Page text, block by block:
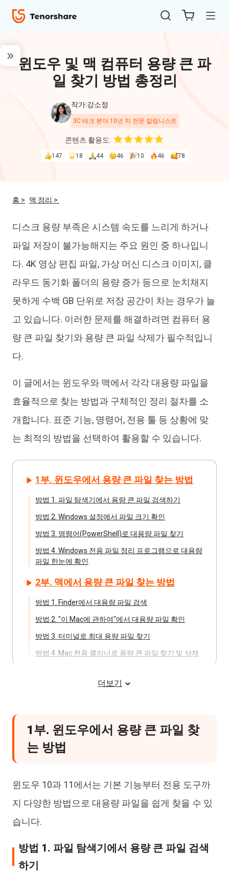
for iOS
iOS
iAnyGo
윈도우 및 맥 컴퓨터 용량 큰 파
일 찾기 방법 총정리
작가:강소정
3C 테크 분야 10년 차 전문 칼럼니스트
콘텐츠 활용도:
147 18 44 46 10 46 78
홈 > 맥 정리 >
디스크 용량 부족은 시스템 속도를 느리게 하거나
파일 저장이 불가능해지는 주요 원인 중 하나입니
다. 4K 영상 편집 파일, 가상 머신 디스크 이미지, 클
라우드 동기화 폴더의 용량 증가 등으로 눈치채지
못하게 수백 GB 단위로 저장 공간이 차는 경우가 늘
고 있습니다. 이러한 문제를 해결하려면 컴퓨터 용
량 큰 파일 찾기와 용량 큰 파일 삭제가 필수적입니
다.
이 글에서는 윈도우와 맥에서 각각 대용량 파일을
효율적으로 찾는 방법과 구체적인 정리 절차를 소
개합니다. 표준 기능, 명령어, 전용 툴 등 상황에 맞
는 최적의 방법을 선택하여 활용할 수 있습니다.
1부. 윈도우에서 용량 큰 파일 찾는 방법
방법 1. 파일 탐색기에서 용량 큰 파일 검색하기
방법 2. Windows 설정에서 파일 크기 확인
방법 3. 명령어(PowerShell)로 대용량 파일 찾기
방법 4. Windows 전용 파일 정리 프로그램으로 대용량
파일 한눈에 확인
2부. 맥에서 용량 큰 파일 찾는 방법
방법 1. Finder에서 대용량 파일 검색
방법 2. "이 Mac에 관하여"에서 대용량 파일 확인
방법 3. 터미널로 최대 용량 파일 찾기
방법 4. Mac 전용 클리너로 용량 큰 파일 찾기 및 삭제
더보기
1부. 윈도우에서 용량 큰 파일 찾
는 방법
윈도우 10과 11에서는 기본 기능부터 전용 도구까
지 다양한 방법으로 대용량 파일을 쉽게 찾을 수 있
습니다.
방법 1. 파일 탐색기에서 용량 큰 파일 검색
하기